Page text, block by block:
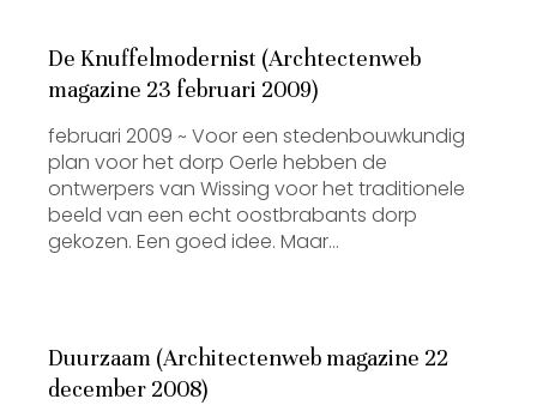
De Knuffelmodernist (Archtectenweb
magazine 23 februari 2009)
februari 2009 ~ Voor een stedenbouwkundig
plan voor het dorp Oerle hebben de
ontwerpers van Wissing voor het traditionele
beeld van een echt oostbrabants dorp
gekozen. Een goed idee. Maar…
Duurzaam (Architectenweb magazine 22
december 2008)